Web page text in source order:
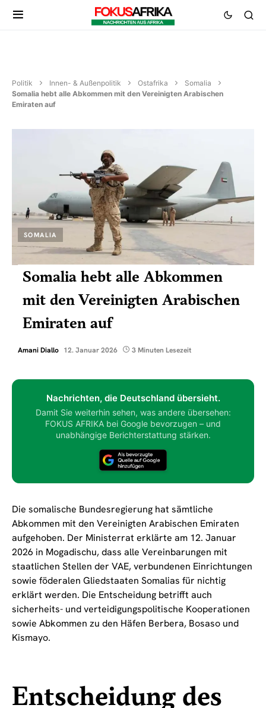
Politik Innen- & Außenpolitik Ostafrika
Somalia
Somalia hebt alle Abkommen mit den Vereinigten Arabischen
Emiraten auf
SOMALIA
Somalia hebt alle Abkommen
mit den Vereinigten Arabischen
Emiraten auf
Amani Diallo 12. Januar 2026 3 Minuten Lesezeit
Nachrichten, die Deutschland übersieht.
Damit Sie weiterhin sehen, was andere übersehen:
FOKUS AFRIKA bei Google bevorzugen – und
unabhängige Berichterstattung stärken.
Die somalische Bundesregierung hat sämtliche
Abkommen mit den Vereinigten Arabischen Emiraten
aufgehoben. Der Ministerrat erklärte am 12. Januar
2026 in Mogadischu, dass alle Vereinbarungen mit
staatlichen Stellen der VAE, verbundenen Einrichtungen
sowie föderalen Gliedstaaten Somalias für nichtig
erklärt werden. Die Entscheidung betrifft auch
sicherheits- und verteidigungspolitische Kooperationen
sowie Abkommen zu den Häfen Berbera, Bosaso und
Kismayo.
Entscheidung des